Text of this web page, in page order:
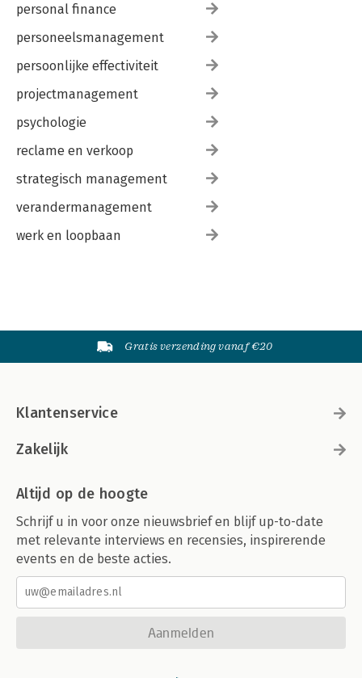
personal finance
personeelsmanagement
persoonlijke effectiviteit
projectmanagement
psychologie
reclame en verkoop
strategisch management
verandermanagement
werk en loopbaan
Gratis verzending vanaf €20
Klantenservice
Zakelijk
Altijd op de hoogte
Schrijf u in voor onze nieuwsbrief en blijf up-to-date
met relevante interviews en recensies, inspirerende
events en de beste acties.
Aanmelden